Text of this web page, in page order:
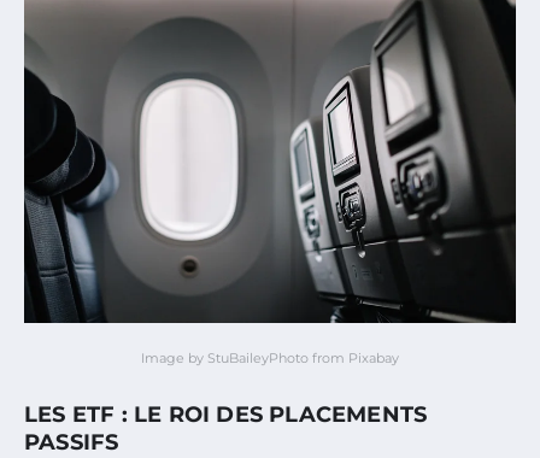
Image by StuBaileyPhoto from Pixabay
LES ETF : LE ROI DES PLACEMENTS
PASSIFS